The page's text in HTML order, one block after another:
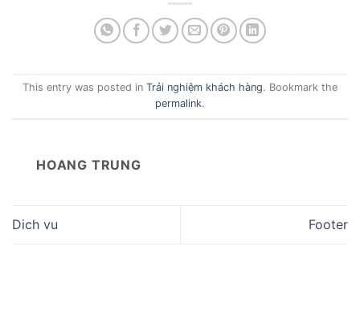
This entry was posted in Trải nghiệm khách hàng. Bookmark the
permalink.
HOANG TRUNG
Dich vu Footer